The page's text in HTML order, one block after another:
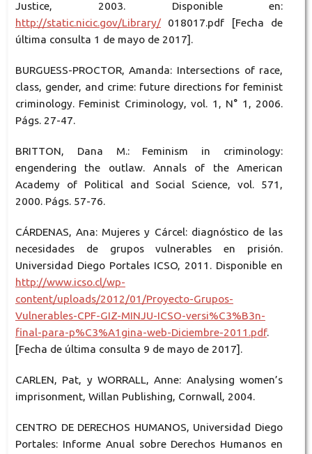
Justice, 2003. Disponible en:
http://static.nicic.gov/Library/018017.pdf [Fecha de
última consulta 1 de mayo de 2017].
BURGUESS-PROCTOR, Amanda: Intersections of race,
class, gender, and crime: future directions for feminist
criminology. Feminist Criminology, vol. 1, N° 1, 2006.
Págs. 27-47.
BRITTON, Dana M.: Feminism in criminology:
engendering the outlaw. Annals of the American
Academy of Political and Social Science, vol. 571,
2000. Págs. 57-76.
CÁRDENAS, Ana: Mujeres y Cárcel: diagnóstico de las
necesidades de grupos vulnerables en prisión.
Universidad Diego Portales ICSO, 2011. Disponible en
http://www.icso.cl/wp-
content/uploads/2012/01/Proyecto-Grupos-
Vulnerables-CPF-GIZ-MINJU-ICSO-versi%C3%B3n-
final-para-p%C3%A1gina-web-Diciembre-2011.pdf.
[Fecha de última consulta 9 de mayo de 2017].
CARLEN, Pat, y WORRALL, Anne: Analysing women’s
imprisonment, Willan Publishing, Cornwall, 2004.
CENTRO DE DERECHOS HUMANOS, Universidad Diego
Portales: Informe Anual sobre Derechos Humanos en